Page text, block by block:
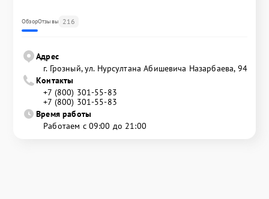
ОбзорОтзывы 216
Адрес
г. Грозный, ул. Нурсултана Абишевича Назарбаева, 94
Контакты
+7 (800) 301-55-83
+7 (800) 301-55-83
Время работы
Работаем с 09:00 до 21:00